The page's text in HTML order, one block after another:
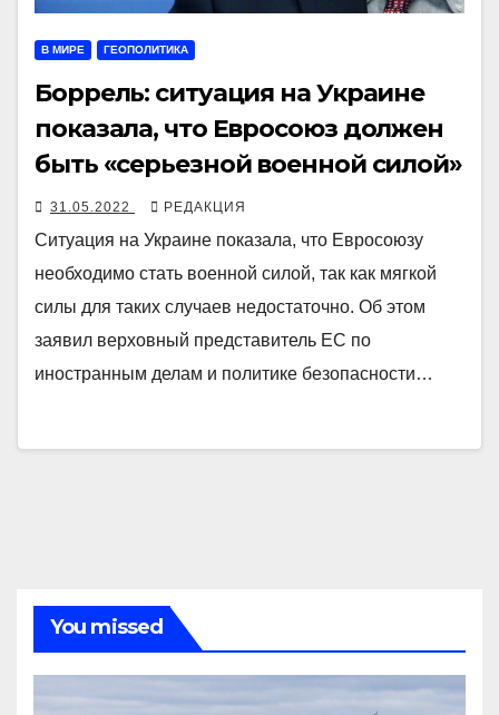
В МИРЕ ГЕОПОЛИТИКА
Боррель: ситуация на Украине
показала, что Евросоюз должен
быть «серьезной военной силой»
31.05.2022 РЕДАКЦИЯ
Ситуация на Украине показала, что Евросоюзу
необходимо стать военной силой, так как мягкой
силы для таких случаев недостаточно. Об этом
заявил верховный представитель ЕС по
иностранным делам и политике безопасности…
You missed